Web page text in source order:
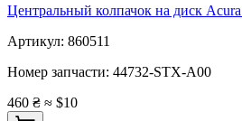
Центральный колпачок на диск
Артикул: 860511
Номер запчасти: 44732-STX-A00
460 ₴ ≈ $10